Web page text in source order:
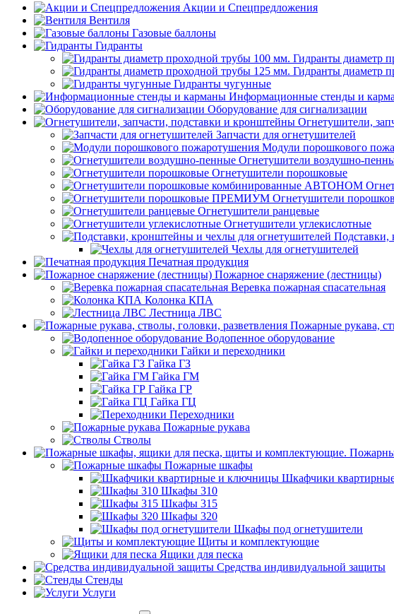
Акции и Спецпредложения
Вентиля
Газовые баллоны
Гидранты
Гидранты диаметр
Гидранты диаметр
Гидранты чугунные
Информационные стенды и
Оборудование для сигнализации
Огнетушители,
Запчасти для огнетушителей
Модули порошкового
Огнетушители воздушно-
Огнетушители порошковые
Огнетушители
Огнетушители ранцевые
Огнетушители углекислотные
Подставки,
Чехлы для огнетушителей
Печатная продукция
Пожарное снаряжение (лестницы)
Веревка пожарная спасательная
Колонка КПА
Лестница ЛВС
Пожарные рукава,
Водопенное оборудование
Гайки и переходники
Гайка ГЗ
Гайка ГМ
Гайка ГР
Гайка ГЦ
Переходники
Пожарные рукава
Стволы
Пожарные шкафы
Шкафчики
Шкафы 310
Шкафы 315
Шкафы 320
Шкафы под огнетушители
Щиты и комплектующие
Ящики для песка
Средства индивидуальной защиты
Стенды
Услуги